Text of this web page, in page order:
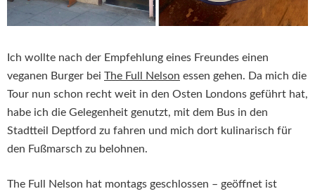
Ich wollte nach der Empfehlung eines Freundes einen
veganen Burger bei The Full Nelson essen gehen. Da mich die
Tour nun schon recht weit in den Osten Londons geführt hat,
habe ich die Gelegenheit genutzt, mit dem Bus in den
Stadtteil Deptford zu fahren und mich dort kulinarisch für
den Fußmarsch zu belohnen.
The Full Nelson hat montags geschlossen – geöffnet ist